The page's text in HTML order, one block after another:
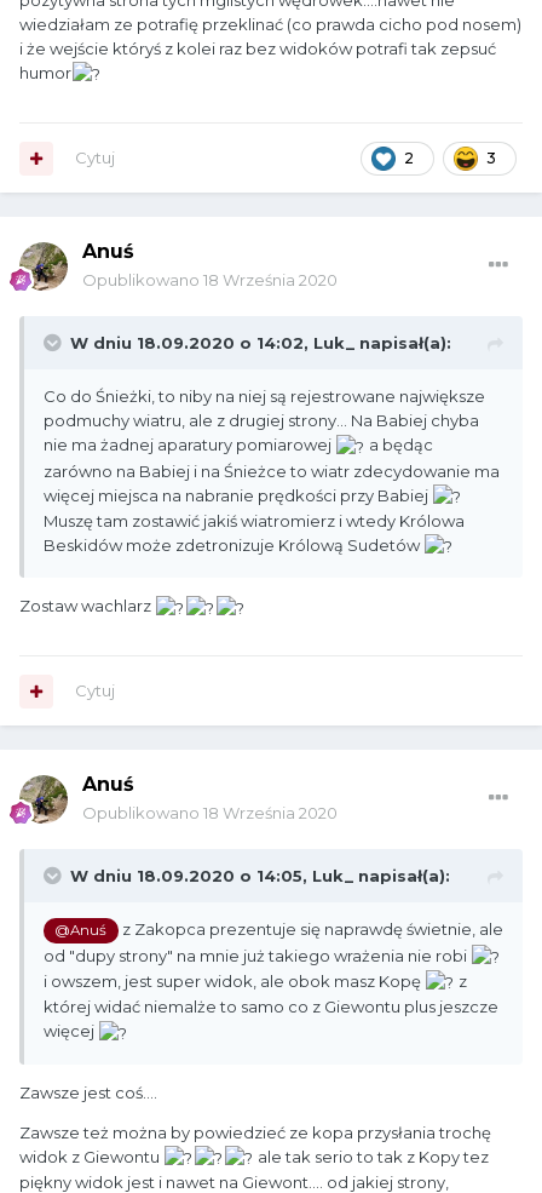
wiedziałam ze potrafię przeklinać (co prawda cicho pod nosem)
i że wejście któryś z kolei raz bez widoków potrafi tak zepsuć
humor
2 3
Cytuj
Anuś
Opublikowano 18 Września 2020
W dniu 18.09.2020 o 14:02, Luk_ napisał(a):
Co do Śnieżki, to niby na niej są rejestrowane największe
podmuchy wiatru, ale z drugiej strony... Na Babiej chyba
nie ma żadnej aparatury pomiarowej
a będąc
zarówno na Babiej i na Śnieżce to wiatr zdecydowanie ma
więcej miejsca na nabranie prędkości przy Babiej
Muszę tam zostawić jakiś wiatromierz i wtedy Królowa
Beskidów może zdetronizuje Królową Sudetów
Zostaw wachlarz
Cytuj
Anuś
Opublikowano 18 Września 2020
W dniu 18.09.2020 o 14:05, Luk_ napisał(a):
@Anuś
z Zakopca prezentuje się naprawdę świetnie, ale
od "dupy strony" na mnie już takiego wrażenia nie robi
i owszem, jest super widok, ale obok masz Kopę
z
której widać niemalże to samo co z Giewontu plus jeszcze
więcej
Zawsze jest coś....
Zawsze też można by powiedzieć ze kopa przysłania trochę
widok z Giewontu
ale tak serio to tak z Kopy tez
piękny widok jest i nawet na Giewont.... od jakiej strony,